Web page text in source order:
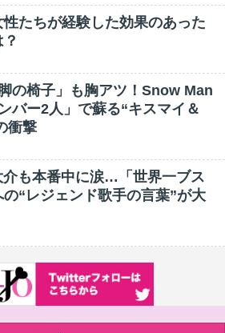
たちが経験した効果のあった
の椅子」も胸アツ！Snow Man
バー2人」で蘇る“キスマイ＆
衝撃
も本番中に涙…「世界一ブス
“レジェンド歌手の言葉”が大